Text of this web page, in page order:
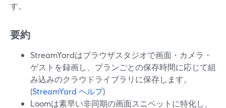
す。
要約
StreamYardはブラウザスタジオで画面・カメラ・
ゲストを録画し、プランごとの保存時間に応じて組
み込みのクラウドライブラリに保存します。
(StreamYard ヘルプ)
Loomは素早い非同期の画面スニペットに特化し、